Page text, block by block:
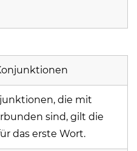
die mit
sind, gilt die
das erste Wort.